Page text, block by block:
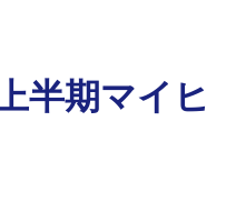
半期マイヒ